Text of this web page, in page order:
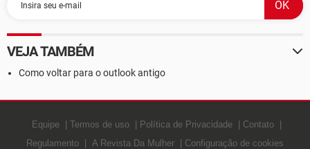
VEJA TAMBÉM
Como voltar para o outlook antigo
Equipe Termos de uso Política de Privacidade
Contato
Regulamento
A Revista Da Mulher Configuração de cookies